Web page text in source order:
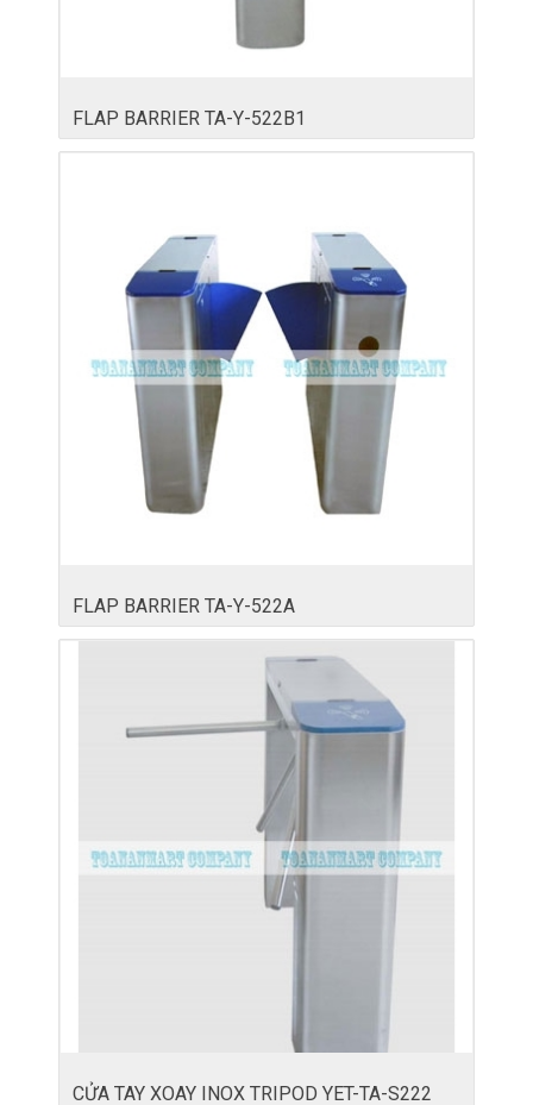
FLAP BARRIER TA-Y-522B1
FLAP BARRIER TA-Y-522A
CỬA TAY XOAY INOX TRIPOD YET-TA-S222